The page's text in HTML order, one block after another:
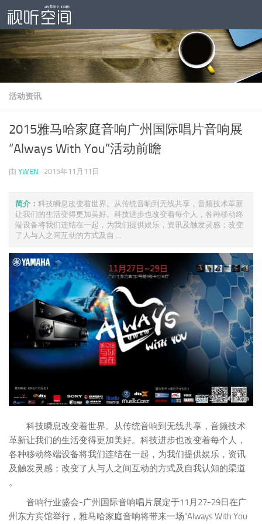
跳至内容
活动资讯
2015雅马哈家庭音响广州国际唱片音响展
“Always With You”活动前瞻
由 YWEN · 2015年11月11日
简介： 科技瞬息改变着世界。从传统音响到无线共享，音频技术革新
让我们的生活变得更加美好。科技进步也改变着每个人，各种移动终
端设备将我们连结在一起，为我们提供娱乐，资讯及触发灵感；改变
了人与人之间互动的方式及自 ...
科技瞬息改变着世界。从传统音响到无线共享，音频技术
革新让我们的生活变得更加美好。科技进步也改变着每个人，
各种移动终端设备将我们连结在一起，为我们提供娱乐，资讯
及触发灵感；改变了人与人之间互动的方式及自我认知的渠道
。
音响行业盛会-广州国际音响唱片展定于11月27-29日在广
州东方宾馆举行，雅马哈家庭音响将带来一场“Always With You